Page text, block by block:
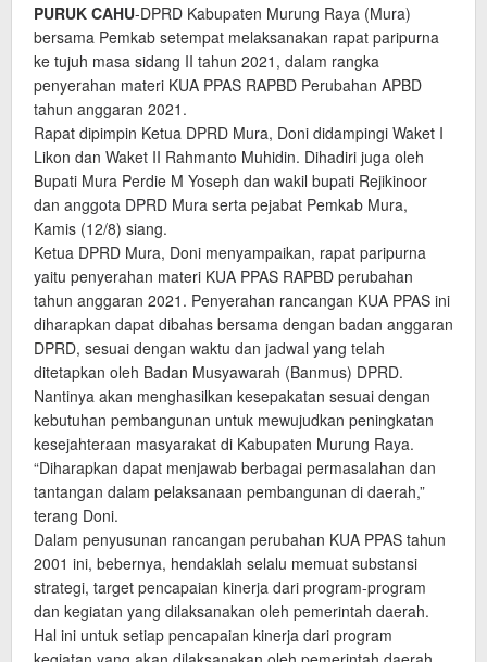
PURUK CAHU-DPRD Kabupaten Murung Raya (Mura)
bersama Pemkab setempat melaksanakan rapat paripurna
ke tujuh masa sidang II tahun 2021, dalam rangka
penyerahan materi KUA PPAS RAPBD Perubahan APBD
tahun anggaran 2021.
Rapat dipimpin Ketua DPRD Mura, Doni didampingi Waket I
Likon dan Waket II Rahmanto Muhidin. Dihadiri juga oleh
Bupati Mura Perdie M Yoseph dan wakil bupati Rejikinoor
dan anggota DPRD Mura serta pejabat Pemkab Mura,
Kamis (12/8) siang.
Ketua DPRD Mura, Doni menyampaikan, rapat paripurna
yaitu penyerahan materi KUA PPAS RAPBD perubahan
tahun anggaran 2021. Penyerahan rancangan KUA PPAS ini
diharapkan dapat dibahas bersama dengan badan anggaran
DPRD, sesuai dengan waktu dan jadwal yang telah
ditetapkan oleh Badan Musyawarah (Banmus) DPRD.
Nantinya akan menghasilkan kesepakatan sesuai dengan
kebutuhan pembangunan untuk mewujudkan peningkatan
kesejahteraan masyarakat di Kabupaten Murung Raya.
“Diharapkan dapat menjawab berbagai permasalahan dan
tantangan dalam pelaksanaan pembangunan di daerah,”
terang Doni.
Dalam penyusunan rancangan perubahan KUA PPAS tahun
2001 ini, bebernya, hendaklah selalu memuat substansi
strategi, target pencapaian kinerja dari program-program
dan kegiatan yang dilaksanakan oleh pemerintah daerah.
Hal ini untuk setiap pencapaian kinerja dari program